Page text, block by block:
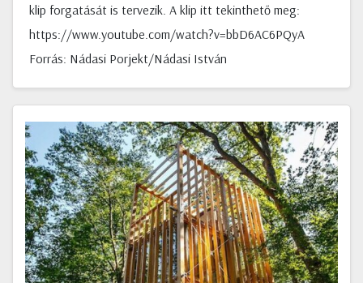
klip forgatását is tervezik. A klip itt tekinthető meg:
https://www.youtube.com/watch?v=bbD6AC6PQyA
Forrás: Nádasi Porjekt/Nádasi István